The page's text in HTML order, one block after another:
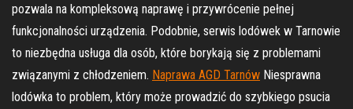
pozwala na kompleksową naprawę i przywrócenie pełnej
funkcjonalności urządzenia. Podobnie, serwis lodówek w Tarnowie
to niezbędna usługa dla osób, które borykają się z problemami
związanymi z chłodzeniem. Naprawa AGD Tarnów Niesprawna
lodówka to problem, który może prowadzić do szybkiego psucia